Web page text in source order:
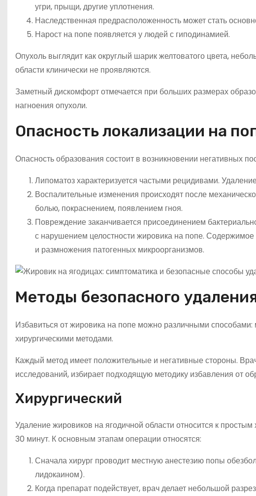
угри, прыщи, другие уплотнения.
Наследственная предрасположенность может стать
Нарост на попе появляется у людей с гиподинамией.
Опухоль выглядит как округлый шарик желтоватого цвета,
области клинически не проявляются.
Заметный дискомфорт отмечается при больших размерах
нагноения опухоли.
Опасность локализации на
Опасность образования состоит в возникновении негативных
Липоматоз характеризуется частыми рецидивами.
Воспалительные изменения происходят после
болью, покраснением, появлением гноя.
Повреждение заканчивается присоединением
с нарушением целостности жировика на попе.
и размножения патогенных микроорганизмов.
Методы безопасного
Избавиться от жировика на попе можно различными
хирургическими методами.
Каждый метод имеет положительные и негативные стороны.
исследований, избирает подходящую методику избавления от
Хирургический
Удаление жировиков на ягодичной области относится к
30 минут. К основным этапам операции относятся:
Сначала хирург проводит местную анестезию попы
лидокаином).
Когда препарат подействует, врач делает небольшой